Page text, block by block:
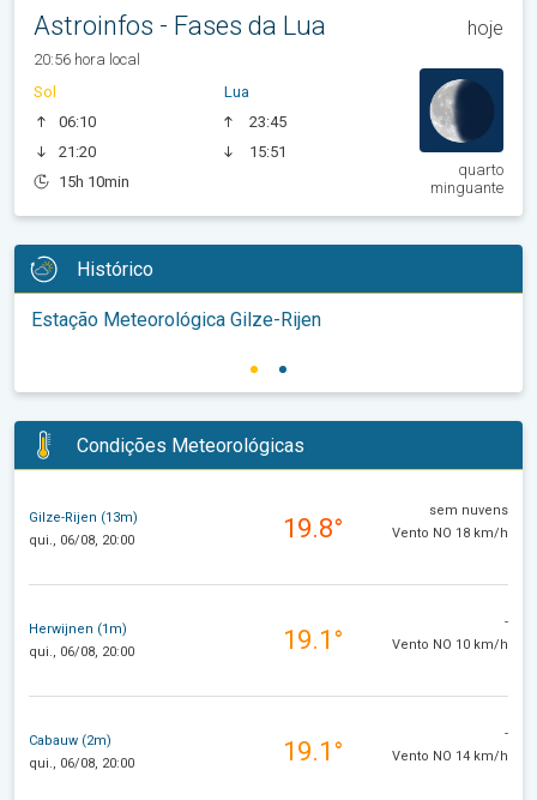
Astroinfos - Fases da Lua hoje
20:56 hora local
Sol
06:10
21:20
15h 10min
Lua
23:45
15:51
quarto
minguante
Histórico
Estação Meteorológica Gilze-Rijen
Condições Meteorológicas
Gilze-Rijen (13m)
qui., 06/08, 20:00
19.8°
sem nuvens
Vento NO 18 km/h
Herwijnen (1m)
qui., 06/08, 20:00
19.1°
-
Vento NO 10 km/h
Cabauw (2m)
qui., 06/08, 20:00
19.1°
-
Vento NO 14 km/h